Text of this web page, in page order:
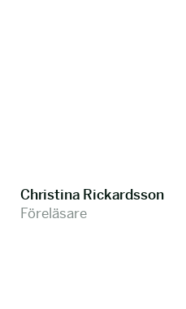
Christina Rickardsson
Föreläsare